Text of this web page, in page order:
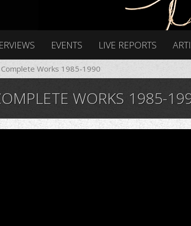
EVENTS LIVE REPORTS
Works 1985-1990
WORKS 1985-